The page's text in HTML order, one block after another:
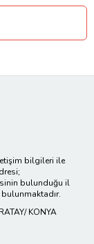
bilgileri ile
bulunduğu il
KONYA